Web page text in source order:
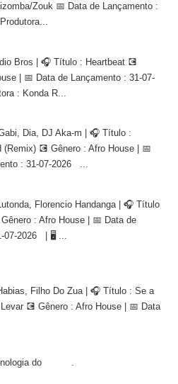
Zouk 📅 Data de Lançamento :
Bros | 🎧 Título : Heartbeat 💽
| 📅 Data de Lançamento : 31-07-
: Konda R...
Dia, DJ Aka-m | 🎧 Título :
(Remix) 💽 Gênero : Afro House | 📅
: 31-07-2026 ...
Florencio Handanga | 🎧 Título
: Afro House | 📅 Data de
07-2026 | 🖥 ...
Filho Do Zua | 🎧 Título : Se a
💽 Gênero : Afro House | 📅 Data
do .